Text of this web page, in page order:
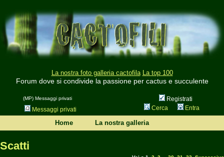
La nostra foto galleria cactofila La top 100
Forum dove si condivide la passione per cactus e succulente
(MP) Messaggi privati
Registrati
Messaggi privati
Cerca Entra
Home La nostra galleria
Scatti